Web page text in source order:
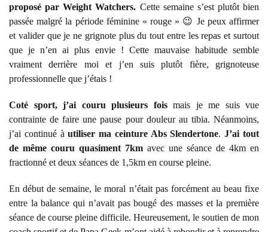
proposé par Weight Watchers. Cette semaine s’est plutôt bien
passée malgré la période féminine « rouge » 😉 Je peux affirmer
et valider que je ne grignote plus du tout entre les repas et surtout
que je n’en ai plus envie ! Cette mauvaise habitude semble
vraiment derrière moi et j’en suis plutôt fière, grignoteuse
professionnelle que j’étais !
Coté sport, j’ai couru plusieurs foismais je me suis vue
contrainte de faire une pause pour douleur au tibia. Néanmoins,
j’ai continué àutiliser ma ceinture Abs Slendertone.J’ai tout
de même couru quasiment 7km avec une séance de 4km en
fractionné et deux séances de 1,5km en course pleine.
En début de semaine, le moral n’était pas forcément au beau fixe
entre la balance qui n’avait pas bougé des masses et la première
séance de course pleine difficile. Heureusement, le soutien de mon